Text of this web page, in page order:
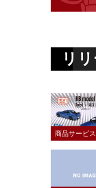
リ
商品サービス